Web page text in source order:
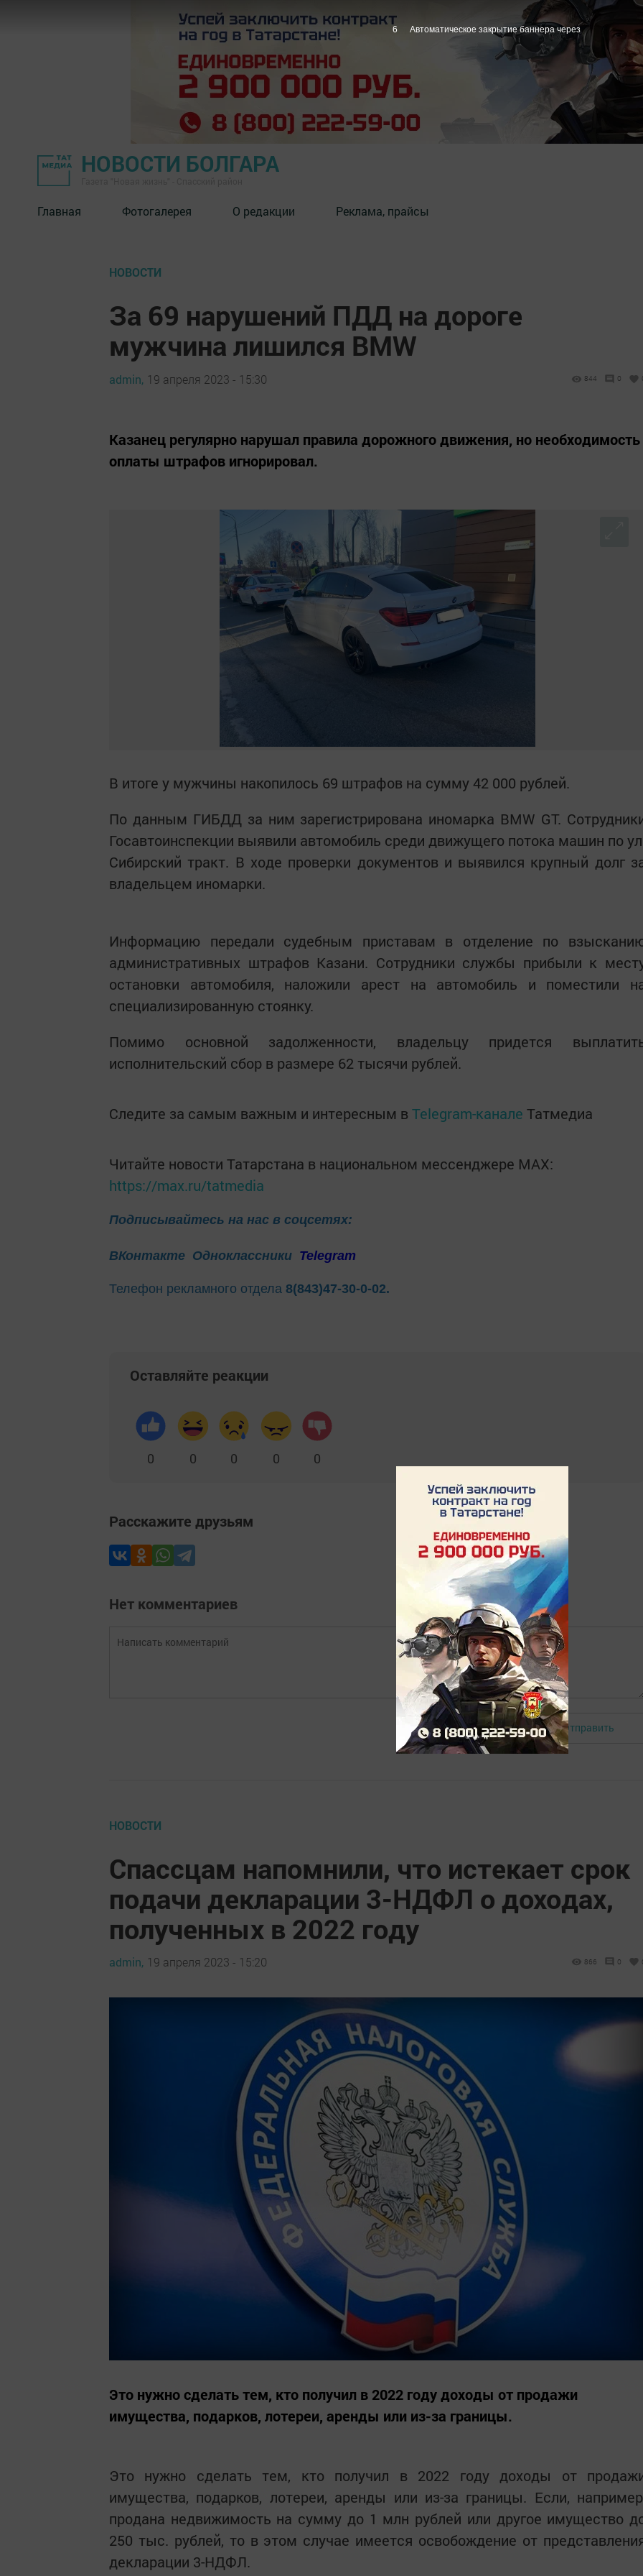
НОВОСТИ БОЛГАРА
Главная Фотогалерея О редакции Реклама, прайсы
НОВОСТИ
За 69 нарушений ПДД на дороге
мужчина лишился BMW
admin, 19 апреля 2023 - 15:30 844 0
Казанец регулярно нарушал правила дорожного движения, но необходимость
оплаты штрафов игнорировал.
В итоге у мужчины накопилось 69 штрафов на сумму 42 000 рублей.
По данным ГИБДД за ним зарегистрирована иномарка BMW GT.
Госавтоинспекции выявили автомобиль среди движущего потока машин по
Сибирский тракт. В ходе проверки документов и выявился крупный долг
владельцем иномарки.
Информацию передали судебным приставам в отделение по
административных штрафов Казани. Сотрудники службы прибыли к
остановки автомобиля, наложили арест на автомобиль и поместили
специализированную стоянку.
Помимо основной задолженности, владельцу придется
исполнительский сбор в размере 62 тысячи рублей.
Следите за самым важным и интересным в Telegram-канале Татмедиа
Читайте новости Татарстана в национальном мессенджере MАХ:
https://max.ru/tatmedia
Подписывайтесь на нас в соцсетях:
ВКонтакте Одноклассники Telegram
Телефон рекламного отдела 8(843)47-30-0-02.
Оставляйте реакции
0 0 0 0 0
Расскажите друзьям
Нет комментариев
Авторизоваться Отправить
НОВОСТИ
Спассцам напомнили, что истекает срок
подачи декларации 3-НДФЛ о доходах,
полученных в 2022 году
admin, 19 апреля 2023 - 15:20 866 0
Это нужно сделать тем, кто получил в 2022 году доходы от продажи
имущества, подарков, лотереи, аренды или из-за границы.
Это нужно сделать тем, кто получил в 2022 году доходы от
имущества, подарков, лотереи, аренды или из-за границы. Если,
продана недвижимость на сумму до 1 млн рублей или другое имущество
250 тыс. рублей, то в этом случае имеется освобождение от
декларации 3-НДФЛ.
5 Автоматическое закрытие баннера через